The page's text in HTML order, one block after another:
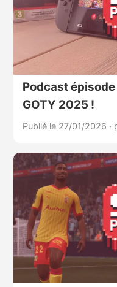
Podcast épisode
GOTY 2025 !
Publié le 27/01/2026 ·